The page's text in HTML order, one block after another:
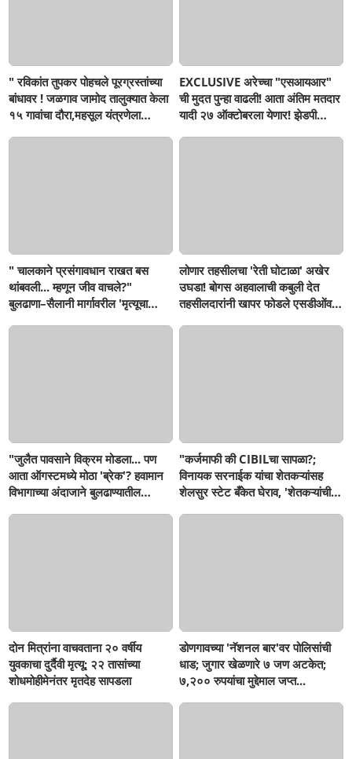
" रविकांत तुपकर पोहचले पूरग्रस्तांच्या
बांधावर ! जळगाव जामोद तालुक्यात केला
१५ गावांचा दौरा,महसूल यंत्रणेला
EXCLUSIVE अरेच्चा "एसआयआर"
ची मुदत पुन्हा वाढली! आता अंतिम मतदार
यादी २७ ऑक्टोबरला येणार! झेडपी
" चालकाने प्रसंगावधान राखत बस
थांबवली... म्हणून जीव वाचले?"
बुलढाणा–सैलानी मार्गावरील 'मृत्यूचा
लोणार तहसीलचा 'रेती घोटाळा' अखेर
उघडा! बोगस अहवालाची कबुली देत
तहसीलदारांनी खापर फोडले एसडीओंवर;
"जुलैत पावसाने विक्रम मोडला... पण
आता ऑगस्टमध्ये मोठा 'ब्रेक'? हवामान
विभागाच्या अंदाजाने बुलढाण्यातील
"कर्जमाफी की CIBILचा सापळा?;
विनायक सरनाईक यांचा शेतकऱ्यांसह
शेलसुर स्टेट बँकेत घेराव, 'शेतकऱ्यांची
दोन मित्रांना वाचवताना २० वर्षीय
युवकाचा दुर्दैवी मृत्यू; २२ तासांच्या
शोधमोहीमेनंतर मृतदेह सापडला
डोणगावच्या 'नॅशनल बार'वर पोलिसांची
धाड; जुगार खेळणारे ७ जण अटकेत;
७,२०० रुपयांचा मुद्देमाल जप्त...